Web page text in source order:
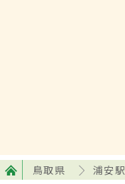
鳥取県 浦安駅